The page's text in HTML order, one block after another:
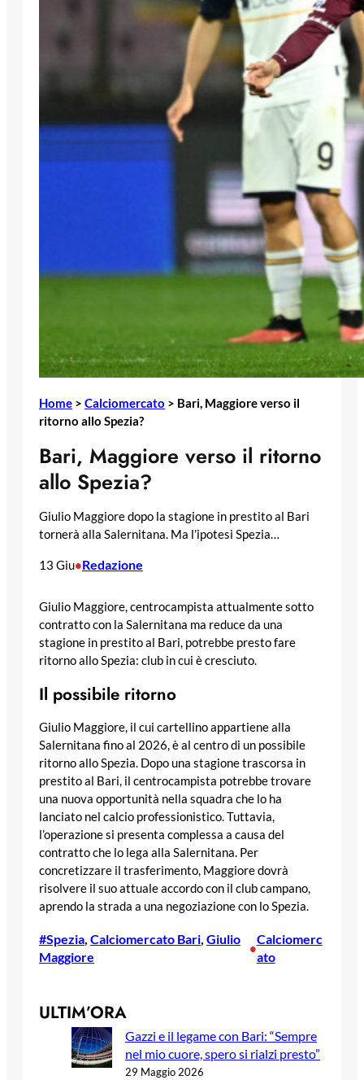
Home > Calciomercato > Bari, Maggiore verso il
ritorno allo Spezia?
Bari, Maggiore verso il ritorno
allo Spezia?
Giulio Maggiore dopo la stagione in prestito al Bari
tornerà alla Salernitana. Ma l’ipotesi Spezia…
13 Giu•Redazione
Giulio Maggiore, centrocampista attualmente sotto
contratto con la Salernitana ma reduce da una
stagione in prestito al Bari, potrebbe presto fare
ritorno allo Spezia: club in cui è cresciuto.
Il possibile ritorno
Giulio Maggiore, il cui cartellino appartiene alla
Salernitana fino al 2026, è al centro di un possibile
ritorno allo Spezia. Dopo una stagione trascorsa in
prestito al Bari, il centrocampista potrebbe trovare
una nuova opportunità nella squadra che lo ha
lanciato nel calcio professionistico. Tuttavia,
l’operazione si presenta complessa a causa del
contratto che lo lega alla Salernitana. Per
concretizzare il trasferimento, Maggiore dovrà
risolvere il suo attuale accordo con il club campano,
aprendo la strada a una negoziazione con lo Spezia.
#Spezia, Calciomercato Bari, Giulio
Maggiore
•
Calciomerc
ato
ULTIM’ORA
Gazzi e il legame con Bari: “Sempre
nel mio cuore, spero si rialzi presto”
29 Maggio 2026